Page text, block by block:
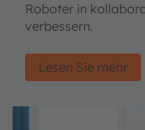
Roboter in
verbessern.
Lesen Sie mehr